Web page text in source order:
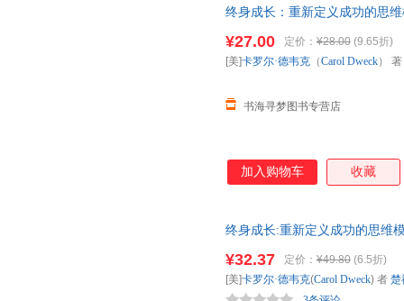
终身成长：重新定义成功的思
¥27.00 定价： ¥28.00 (9.65折)
书海寻梦图书专营店
[美]卡罗尔·德韦克 （Carol Dweck）
加入购物车 收藏
终身成长:重新定义成功的思维
¥32.37 定价： ¥49.80 (6.5折)
[美]卡罗尔·德韦克(Carol Dweck) 者 楚